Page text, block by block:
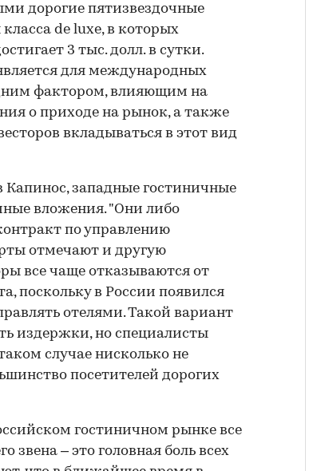
дорогие пятизвездочные
de luxe, в которых
3 тыс. долл. в сутки.
для международных
фактором, влияющим на
о приходе на рынок, а также
вкладываться в этот вид
Капинос, западные гостиничные
вложения. "Они либо
по управлению
отмечают и другую
все чаще отказываются от
поскольку в России появился
отелями. Такой вариант
издержки, но специалисты
случае нисколько не
посетителей дорогих
гостиничном рынке все
звена – это головная боль всех